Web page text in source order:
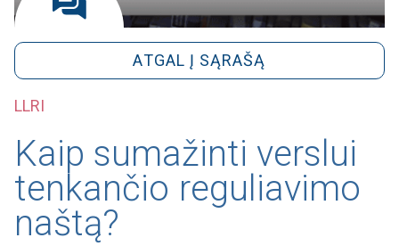
ATGAL Į SĄRAŠĄ
LLRI
Kaip sumažinti verslui
tenkančio reguliavimo
naštą?